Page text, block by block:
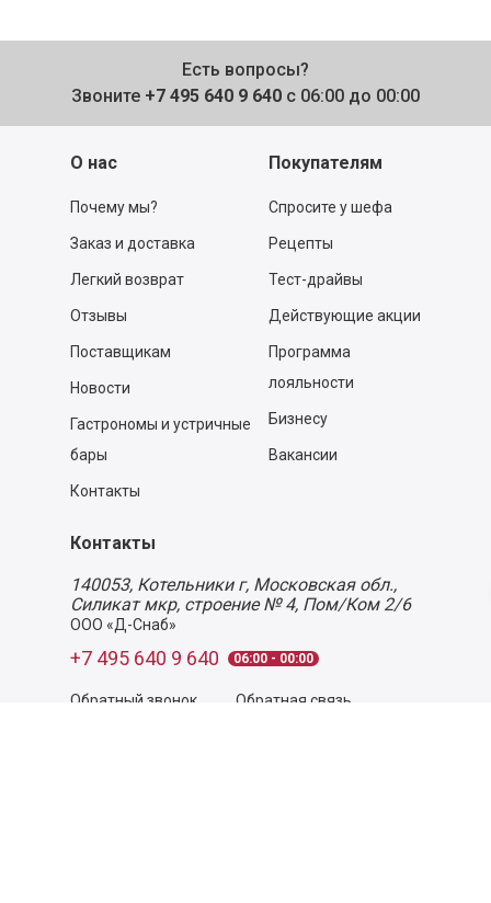
Есть вопросы?
Звоните +7 495 640 9 640 с 06:00 до 00:00
О нас
Почему мы?
Заказ и доставка
Легкий возврат
Отзывы
Поставщикам
Новости
Гастрономы и устричные
бары
Контакты
Покупателям
Спросите у шефа
Рецепты
Тест-драйвы
Действующие акции
Программа
лояльности
Бизнесу
Вакансии
Контакты
140053, Котельники г, Московская обл.,
Силикат мкр, строение № 4, Пом/Ком 2/6
ООО «Д-Снаб»
+7 495 640 9 640 06:00 - 00:00
Обратный звонок Обратная связь